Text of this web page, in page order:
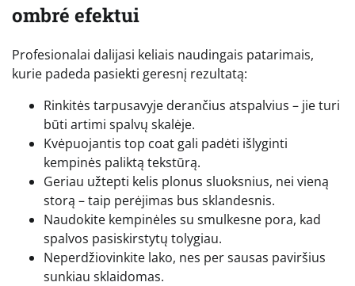
ombré efektui
Profesionalai dalijasi keliais naudingais patarimais,
kurie padeda pasiekti geresnį rezultatą:
Rinkitės tarpusavyje derančius atspalvius – jie turi
būti artimi spalvų skalėje.
Kvėpuojantis top coat gali padėti išlyginti
kempinės paliktą tekstūrą.
Geriau užtepti kelis plonus sluoksnius, nei vieną
storą – taip perėjimas bus sklandesnis.
Naudokite kempinėles su smulkesne pora, kad
spalvos pasiskirstytų tolygiau.
Neperdžiovinkite lako, nes per sausas paviršius
sunkiau sklaidomas.